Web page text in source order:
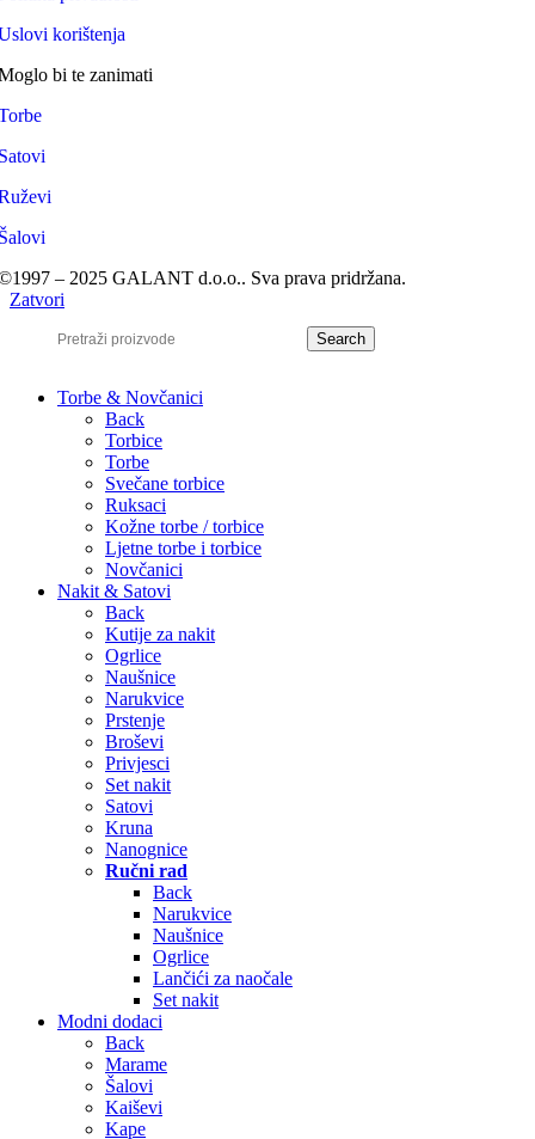
korištenja
bi te zanimati
– 2025 GALANT d.o.o.. Sva prava pridržana.
Zatvori
Search
Torbe & Novčanici
Back
Torbice
Torbe
Svečane torbice
Ruksaci
Kožne torbe / torbice
Ljetne torbe i torbice
Novčanici
Nakit & Satovi
Back
Kutije za nakit
Ogrlice
Naušnice
Narukvice
Prstenje
Broševi
Privjesci
Set nakit
Satovi
Kruna
Nanognice
Ručni rad
Back
Narukvice
Naušnice
Ogrlice
Lančići za naočale
Set nakit
Modni dodaci
Back
Marame
Šalovi
Kaiševi
Kape